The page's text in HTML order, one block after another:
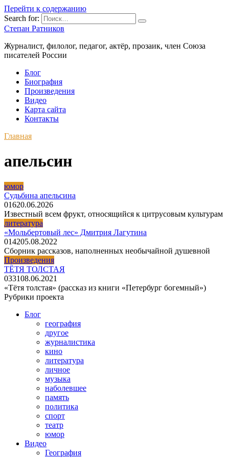
Перейти к содержанию
Search for:
Степан Ратников
Журналист, филолог, педагог, актёр, прозаик, член Союза
писателей России
Блог
Биография
Произведения
Видео
Карта сайта
Контакты
Главная
апельсин
юмор
Судьбина апельсина
01620.06.2026
Известный всем фрукт, относящийся к цитрусовым культурам
литература
«Мольбертовый лес» Дмитрия Лагутина
014205.08.2022
Сборник рассказов, наполненных необычайной душевной
Произведения
ТЁТЯ ТОЛСТАЯ
033108.06.2021
«Тётя толстая» (рассказ из книги «Петербург богемный»)
Рубрики проекта
Блог
география
другое
журналистика
кино
литература
личное
музыка
наболевшее
память
политика
спорт
театр
юмор
Видео
География